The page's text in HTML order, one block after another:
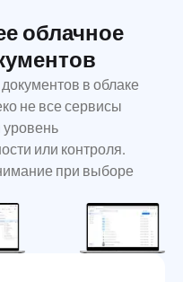
облачное
в облаке
не все сервисы
или контроля.
при выборе